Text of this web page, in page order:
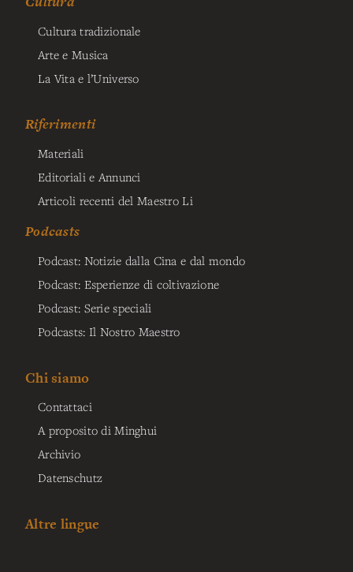
Cultura tradizionale
Arte e Musica
La Vita e l’Universo
Riferimenti
Materiali
Editoriali e Annunci
Articoli recenti del Maestro Li
Podcasts
Podcast: Notizie dalla Cina e dal mondo
Podcast: Esperienze di coltivazione
Podcast: Serie speciali
Podcasts: Il Nostro Maestro
Chi siamo
Contattaci
A proposito di Minghui
Archivio
Datenschutz
Altre lingue